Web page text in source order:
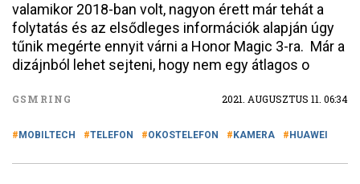
valamikor 2018-ban volt, nagyon érett már tehát a
folytatás és az elsődleges információk alapján úgy
tűnik megérte ennyit várni a Honor Magic 3-ra. Már a
dizájnból lehet sejteni, hogy nem egy átlagos o
GSMRING 2021. AUGUSZTUS 11. 06:34
MOBILTECH TELEFON OKOSTELEFON KAMERA HUAWEI